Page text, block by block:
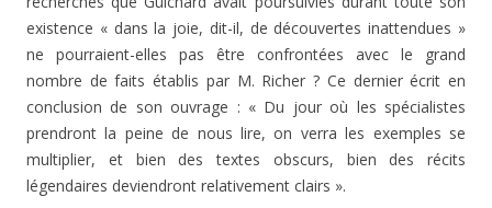
existence « dans la joie, dit-il, de découvertes inattendues »
ne pourraient-elles pas être confrontées avec le grand
nombre de faits établis par M. Richer ? Ce dernier écrit en
conclusion de son ouvrage : « Du jour où les spécialistes
prendront la peine de nous lire, on verra les exemples se
multiplier, et bien des textes obscurs, bien des récits
légendaires deviendront relativement clairs ».